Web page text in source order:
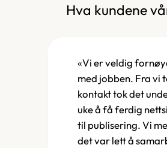
Hva kundene
«Vi er veldig
med jobben. Fra vi
kontakt tok det
uke å få ferdig
til publisering. Vi
det var lett å